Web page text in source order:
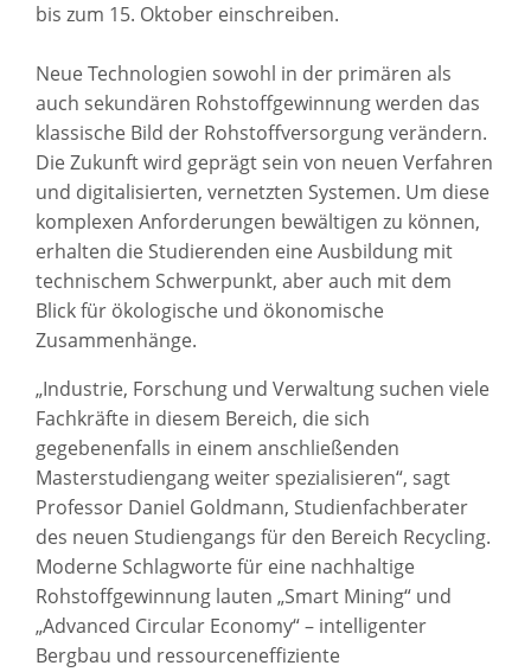
bis zum 15. Oktober einschreiben.
Neue Technologien sowohl in der primären als
auch sekundären Rohstoffgewinnung werden das
klassische Bild der Rohstoffversorgung verändern.
Die Zukunft wird geprägt sein von neuen Verfahren
und digitalisierten, vernetzten Systemen. Um diese
komplexen Anforderungen bewältigen zu können,
erhalten die Studierenden eine Ausbildung mit
technischem Schwerpunkt, aber auch mit dem
Blick für ökologische und ökonomische
Zusammenhänge.
„Industrie, Forschung und Verwaltung suchen viele
Fachkräfte in diesem Bereich, die sich
gegebenenfalls in einem anschließenden
Masterstudiengang weiter spezialisieren“, sagt
Professor Daniel Goldmann, Studienfachberater
des neuen Studiengangs für den Bereich Recycling.
Moderne Schlagworte für eine nachhaltige
Rohstoffgewinnung lauten „Smart Mining“ und
„Advanced Circular Economy“ – intelligenter
Bergbau und ressourceneffiziente